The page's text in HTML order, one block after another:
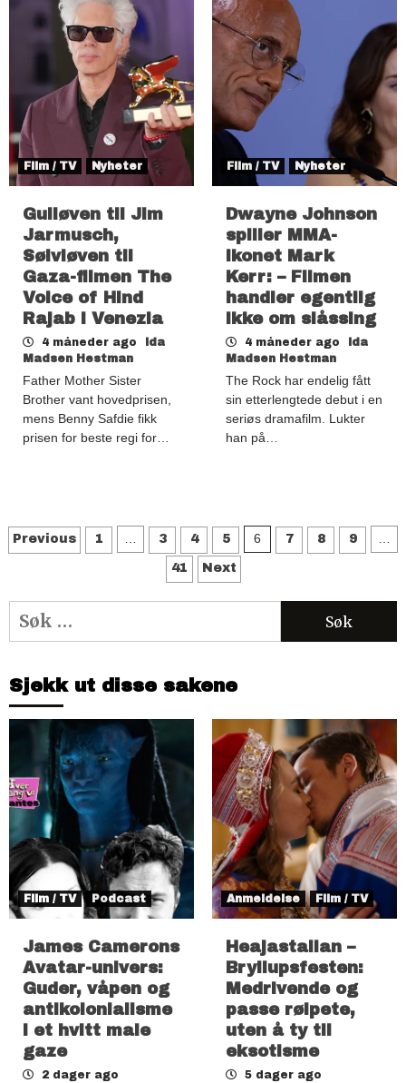
Film / TV Nyheter
Gulløven til Jim
Jarmusch,
Sølvløven til
Gaza-filmen The
Voice of Hind
Rajab i Venezia
4 måneder ago
Ida
Madsen Hestman
Father Mother Sister
Brother vant hovedprisen,
mens Benny Safdie fikk
prisen for beste regi for…
Film / TV Nyheter
Dwayne Johnson
spiller MMA-
ikonet Mark
Kerr: – Filmen
handler egentlig
ikke om slåssing
4 måneder ago
Ida
Madsen Hestman
The Rock har endelig fått
sin etterlengtede debut i en
seriøs dramafilm. Lukter
han på…
Sidepaginering
Previous 1 … 3 4 5 6 7 8 9 …
41 Next
Søk
etter:
Sjekk ut disse sakene
Film / TV Podcast
James Camerons
Avatar-univers:
Guder, våpen og
antikolonialisme
i et hvitt male
gaze
2 dager ago
Anmeldelse Film / TV
Heajastallan –
Bryllupsfesten:
Medrivende og
passe rølpete,
uten å ty til
eksotisme
5 dager ago